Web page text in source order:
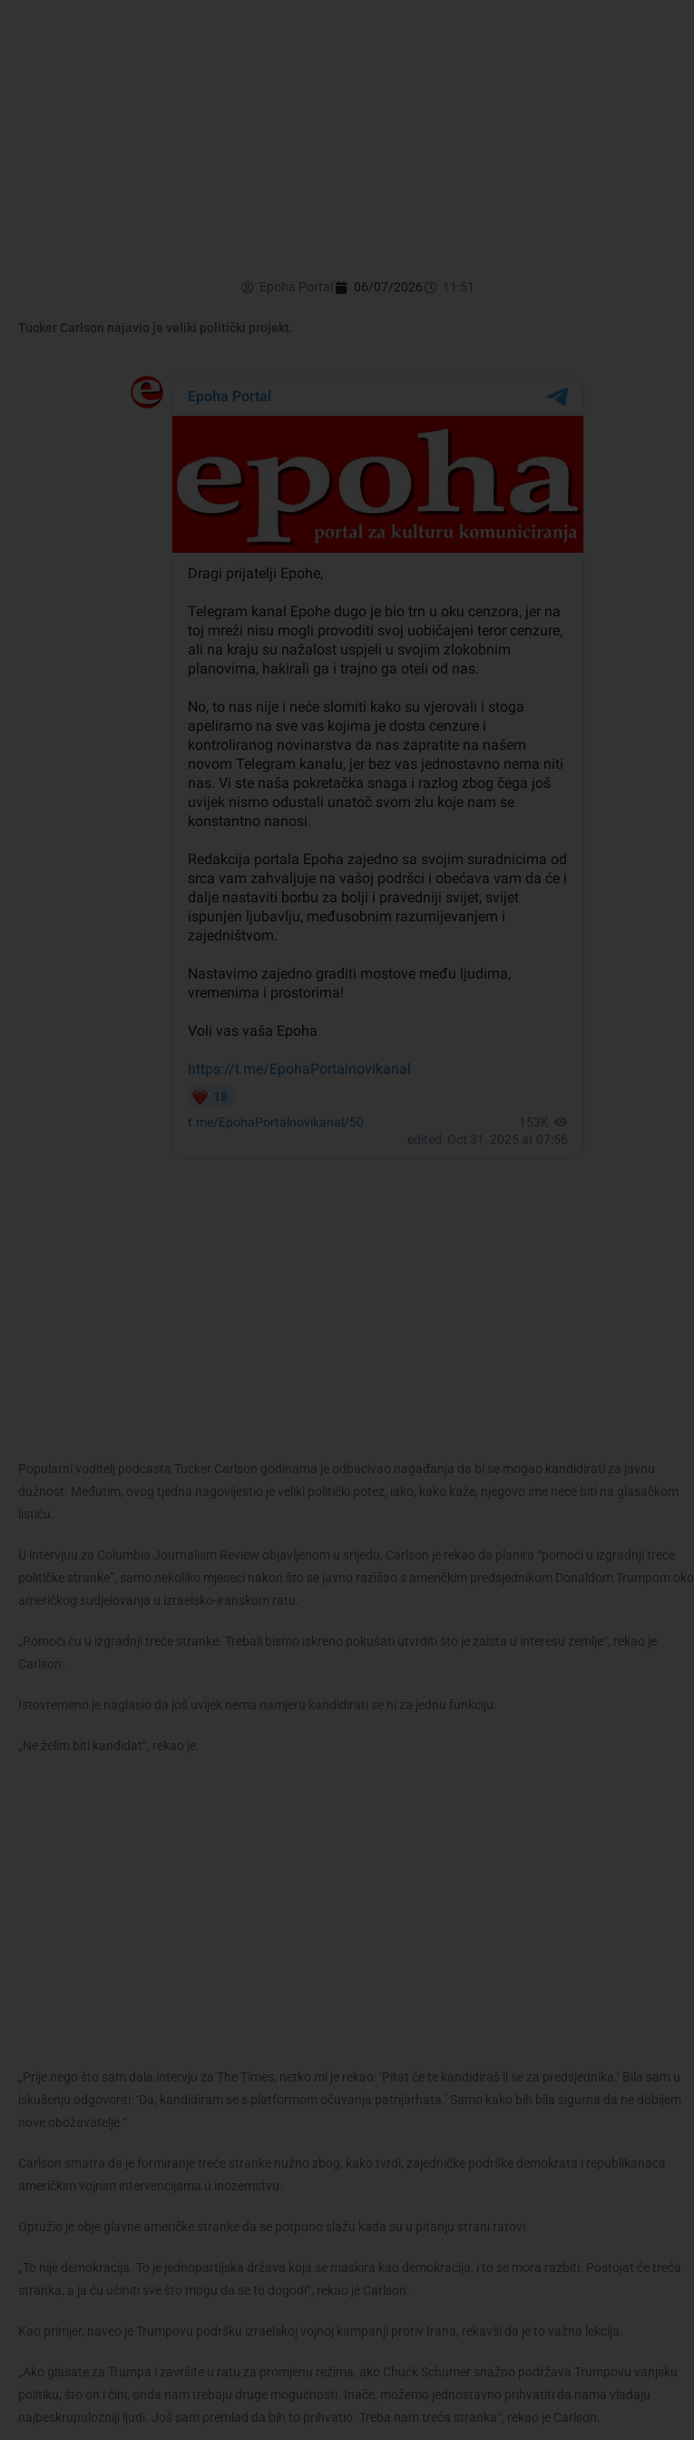
Epoha Portal 06/07/2026 11:51
Tucker Carlson najavio je veliki politički projekt.
Popularni voditelj podcasta Tucker Carlson godinama je odbacivao nagađanja da bi se mogao kandidirati za javnu
dužnost. Međutim, ovog tjedna nagovijestio je veliki politički potez, iako, kako kaže, njegovo ime neće biti na glasačkom
listiću.
U intervjuu za Columbia Journalism Review objavljenom u srijedu, Carlson je rekao da planira “pomoći u izgradnji treće
političke stranke”, samo nekoliko mjeseci nakon što se javno razišao s američkim predsjednikom Donaldom Trumpom oko
američkog sudjelovanja u izraelsko-iranskom ratu.
„Pomoći ću u izgradnji treće stranke. Trebali bismo iskreno pokušati utvrditi što je zaista u interesu zemlje“, rekao je
Carlson.
Istovremeno je naglasio da još uvijek nema namjeru kandidirati se ni za jednu funkciju.
„Ne želim biti kandidat“, rekao je.
„Prije nego što sam dala intervju za The Times, netko mi je rekao: ‘Pitat će te kandidiraš li se za predsjednika.’ Bila sam u
iskušenju odgovoriti: ‘Da, kandidiram se s platformom očuvanja patrijarhata.’ Samo kako bih bila sigurna da ne dobijem
nove obožavatelje.“
Carlson smatra da je formiranje treće stranke nužno zbog, kako tvrdi, zajedničke podrške demokrata i republikanaca
američkim vojnim intervencijama u inozemstvu.
Optužio je obje glavne američke stranke da se potpuno slažu kada su u pitanju strani ratovi.
„To nije demokracija. To je jednopartijska država koja se maskira kao demokracija, i to se mora razbiti. Postojat će treća
stranka, a ja ću učiniti sve što mogu da se to dogodi“, rekao je Carlson.
Kao primjer, naveo je Trumpovu podršku izraelskoj vojnoj kampanji protiv Irana, rekavši da je to važna lekcija.
„Ako glasate za Trumpa i završite u ratu za promjenu režima, ako Chuck Schumer snažno podržava Trumpovu vanjsku
politiku, što on i čini, onda nam trebaju druge mogućnosti. Inače, možemo jednostavno prihvatiti da nama vladaju
najbeskrupulozniji ljudi. Još sam premlad da bih to prihvatio. Treba nam treća stranka“, rekao je Carlson.